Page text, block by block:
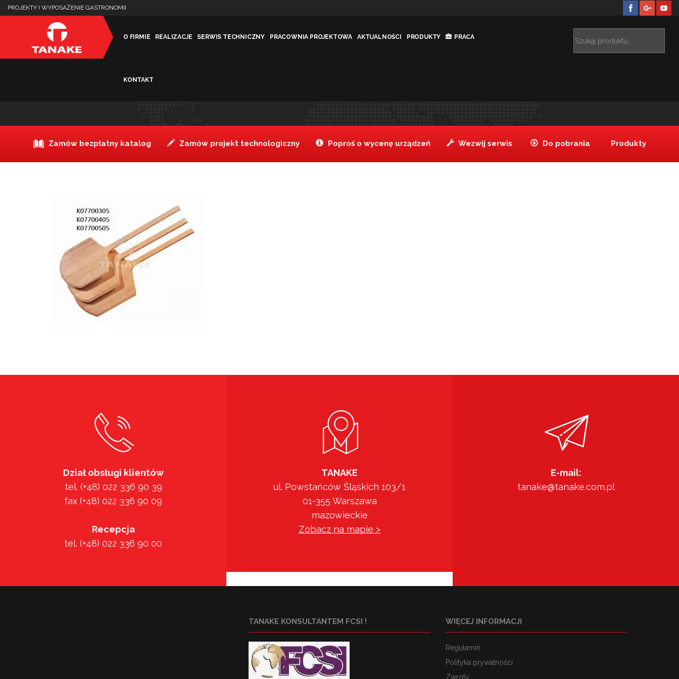
PROJEKTY I WYPOSAŻENIE GASTRONOMII
O FIRMIE REALIZACJE SERWIS TECHNICZNY PRACOWNIA PROJEKTOWA AKTUALNOŚCI PRODUKTY PRACA
KONTAKT
Zamów bezpłatny katalog Zamów projekt technologiczny Poproś o wycenę urządzeń Wezwij serwis Do pobrania Produkty
Dział obsługi klientów
tel. (+48) 022 336 90 39
fax (+48) 022 336 90 09
Recepcja
tel. (+48) 022 336 90 00
TANAKE
ul. Powstańców Śląskich 103/1
01-355 Warszawa
mazowieckie
Zobacz na mapie >
E-mail:
tanake@tanake.com.pl
TANAKE KONSULTANTEM FCSI ! WIĘCEJ INFORMACJI
Regulamin
Polityka prywatności
Zwroty